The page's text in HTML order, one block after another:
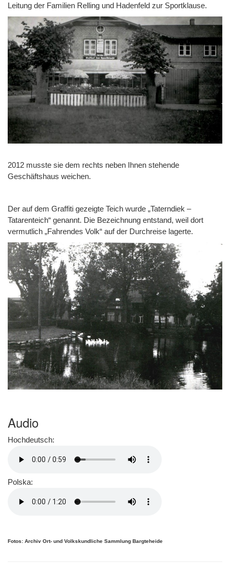
Leitung der Familien Relling und Hadenfeld zur Sportklause.
2012 musste sie dem rechts neben Ihnen stehende
Geschäftshaus weichen.
Der auf dem Graffiti gezeigte Teich wurde „Taterndiek –
Tatarenteich“ genannt. Die Bezeichnung entstand, weil dort
vermutlich „Fahrendes Volk“ auf der Durchreise lagerte.
Audio
Hochdeutsch:
Polska:
Fotos: Archiv Ort- und Volkskundliche Sammlung Bargteheide